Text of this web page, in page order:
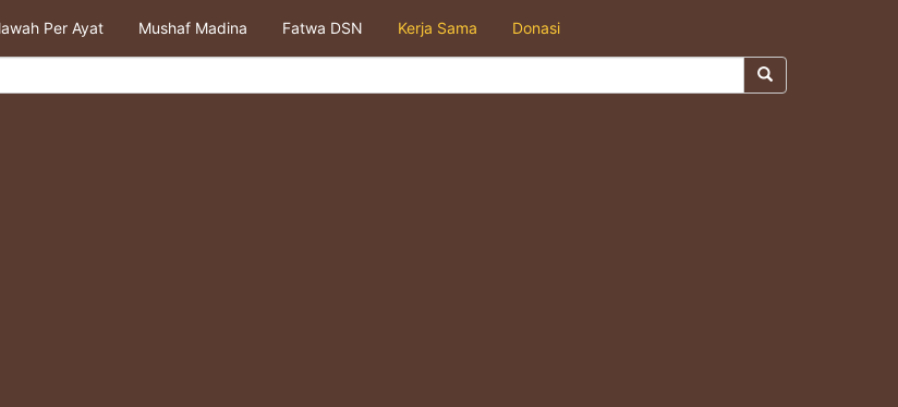
Per Ayat Mushaf Madina Fatwa DSN Kerja Sama Donasi